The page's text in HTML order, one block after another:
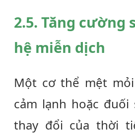
2.5. Tăng cường
hệ miễn dịch
Một cơ thể mệt
cảm lạnh hoặc
thay đổi của thời